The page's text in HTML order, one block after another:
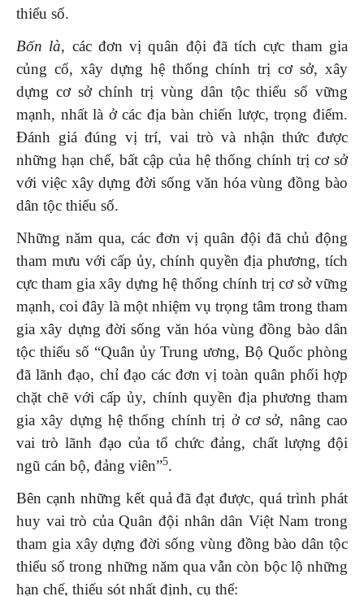
thiểu số.
Bốn là, các đơn vị quân đội đã tích cực tham gia
củng cố, xây dựng hệ thống chính trị cơ sở, xây
dựng cơ sở chính trị vùng dân tộc thiểu số vững
mạnh, nhất là ở các địa bàn chiến lược, trọng điểm.
Đánh giá đúng vị trí, vai trò và nhận thức được
những hạn chế, bất cập của hệ thống chính trị cơ sở
với việc xây dựng đời sống văn hóa vùng đồng bào
dân tộc thiểu số.
Những năm qua, các đơn vị quân đội đã chủ động
tham mưu với cấp ủy, chính quyền địa phương, tích
cực tham gia xây dựng hệ thống chính trị cơ sở vững
mạnh, coi đây là một nhiệm vụ trọng tâm trong tham
gia xây dựng đời sống văn hóa vùng đồng bào dân
tộc thiểu số “Quân ủy Trung ương, Bộ Quốc phòng
đã lãnh đạo, chỉ đạo các đơn vị toàn quân phối hợp
chặt chẽ với cấp ủy, chính quyền địa phương tham
gia xây dựng hệ thống chính trị ở cơ sở, nâng cao
vai trò lãnh đạo của tổ chức đảng, chất lượng đội
ngũ cán bộ, đảng viên”5.
Bên cạnh những kết quả đã đạt được, quá trình phát
huy vai trò của Quân đội nhân dân Việt Nam trong
tham gia xây dựng đời sống vùng đồng bào dân tộc
thiểu số trong những năm qua vẫn còn bộc lộ những
hạn chế, thiếu sót nhất định, cụ thể: